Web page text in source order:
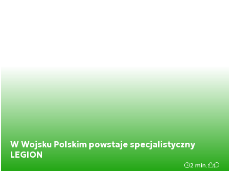
W Wojsku Polskim powstaje specjalistyczny
LEGION
2 min.